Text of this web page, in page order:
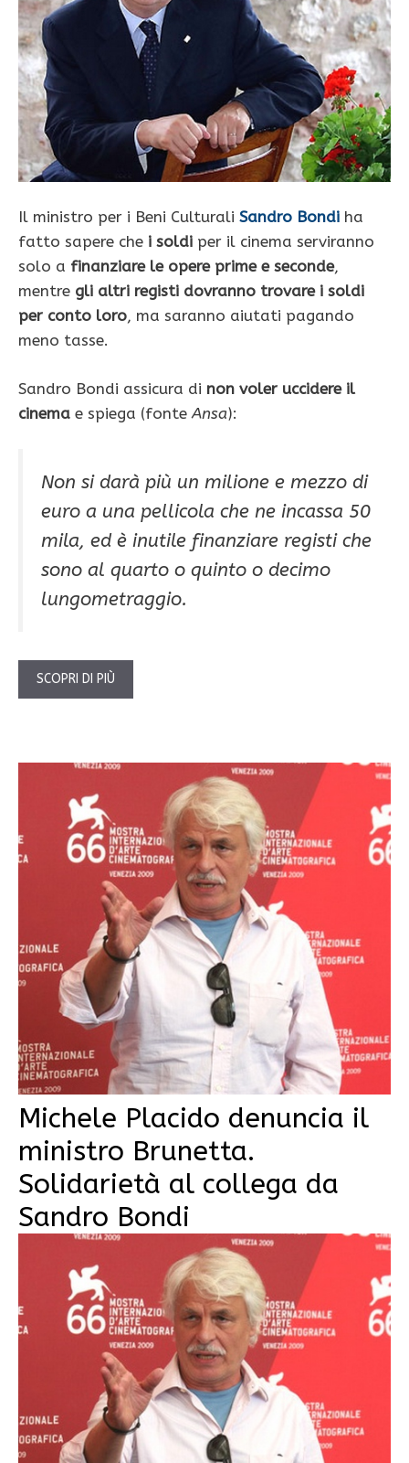
Il ministro per i Beni Culturali Sandro Bondi ha
fatto sapere che i soldi per il cinema serviranno
solo a finanziare le opere prime e seconde,
mentre gli altri registi dovranno trovare i soldi
per conto loro, ma saranno aiutati pagando
meno tasse.
Sandro Bondi assicura di non voler uccidere il
cinema e spiega (fonteAnsa):
Non si darà più un milione e mezzo di
euro a una pellicola che ne incassa 50
mila, ed è inutile finanziare registi che
sono al quarto o quinto o decimo
lungometraggio.
SCOPRI DI PIÙ
Michele Placido denuncia il
ministro Brunetta.
Solidarietà al collega da
Sandro Bondi